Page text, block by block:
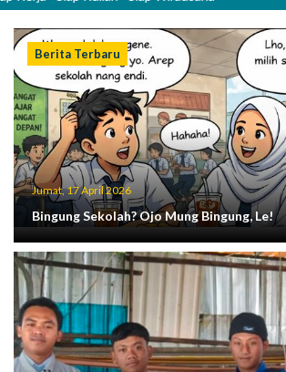
Berita Terbaru
Jumat, 17 April 2026
Bingung Sekolah? Ojo Mung Bingung, Le!